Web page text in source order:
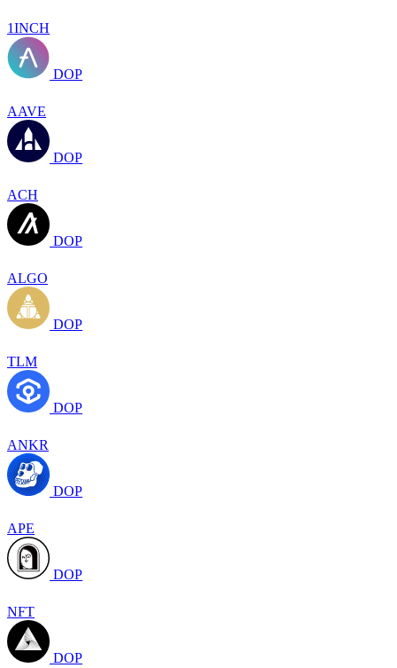
1INCH
DOP
AAVE
DOP
ACH
DOP
ALGO
DOP
TLM
DOP
ANKR
DOP
APE
DOP
NFT
DOP